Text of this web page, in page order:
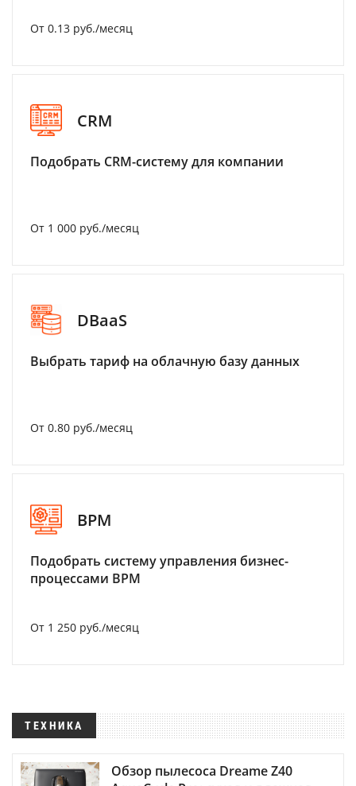
От 0.13 руб./месяц
CRM
Подобрать CRM-систему для компании
От 1 000 руб./месяц
DBaaS
Выбрать тариф на облачную базу данных
От 0.80 руб./месяц
BPM
Подобрать систему управления бизнес-
процессами BPM
От 1 250 руб./месяц
ТЕХНИКА
Обзор пылесоса Dreame Z40